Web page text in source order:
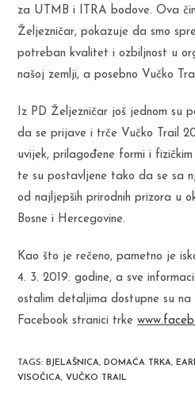
za UTMB i ITRA bodove. Ova
Željezničar, pokazuje da smo
potreban kvalitet i ozbiljnost u
našoj zemlji, a posebno Vučko
Iz PD Željezničar još jednom su
da se prijave i trče Vučko Trail
uvijek, prilagođene formi i
te su postavljene tako da se sa
od najljepših prirodnih prizora u
Bosne i Hercegovine.
Kao što je rečeno, pametno je
4. 3. 2019. godine, a sve
ostalim detaljima dostupne su na
Facebook stranici trke
TAGS: BJELAŠNICA, DOMAĆA TRKA,
VISOČICA, VUČKO TRAIL